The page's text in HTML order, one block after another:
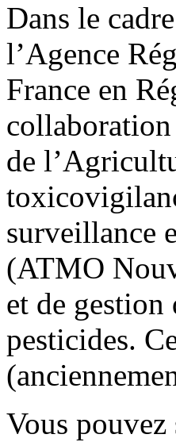
Dans le
l’Agence
France en
de
surveillance
(ATMO
et de gestion
pesticides.
Vous